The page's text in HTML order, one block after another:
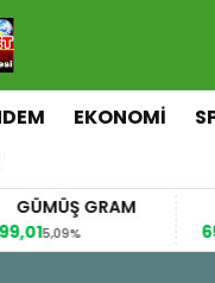
EKONOMİ
GRAM
BITCOIN
65.288,00